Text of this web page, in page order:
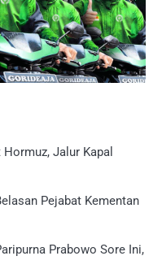
Jalur Kapal
Pejabat Kementan
Prabowo Sore Ini,